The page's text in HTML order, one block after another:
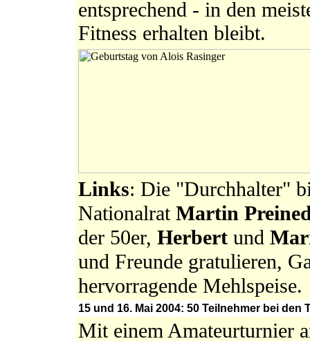
entsprechend - in den
Fitness erhalten bleibt.
Links: Die "Durchhalter"
Nationalrat Martin
der 50er, Herbertund
und Freunde gratulieren,
hervorragende Mehlspeise.
15 und 16. Mai 2004: 50 Teilnehmer bei
Mit einem Amateurturnier